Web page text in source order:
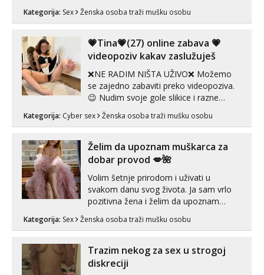
Pusenje i gutanje sperme Erotsko rublje
tijelu Iskljucivo neradim analni !!! I
neljubim se Wha...
Kategorija: Sex Ženska osoba traži mušku osobu
💗Tina💗(27) online zabava 💗
videopoziv kakav zaslužuješ
❌NE RADIM NIŠTA UŽIVO❌ Možemo
se zajedno zabaviti preko videopoziva.
😉 Nudim svoje gole slikice i razne
videouradke. 🤩 Za online zabavu pošalji
poruku na Whatsapp, Telegram ili Viber.
autentičnosti možeš me vidjeti na
videopozivu. 😉 S vama sam vec 5 ...
Kategorija: Cyber sex Ženska osoba traži mušku osobu
Želim da upoznam muškarca za
dobar provod 💋🌺
Volim šetnje prirodom i uživati u
svakom danu svog života. Ja sam vrlo
pozitivna žena i želim da upoznam
može i nešto više.💋🌺 Klikni na link
Kategorija: Sex Ženska osoba traži mušku osobu
Trazim nekog za sex u strogoj
diskreciji